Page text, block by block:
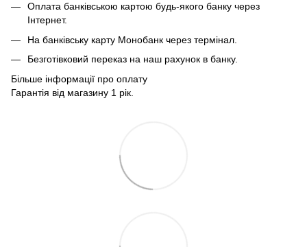
Оплата банківською картою будь-якого банку через
Інтернет.
На банківську карту Монобанк через термінал.
Безготівковий переказ на наш рахунок в банку.
Більше інформації про оплату
Гарантія від магазину 1 рік.